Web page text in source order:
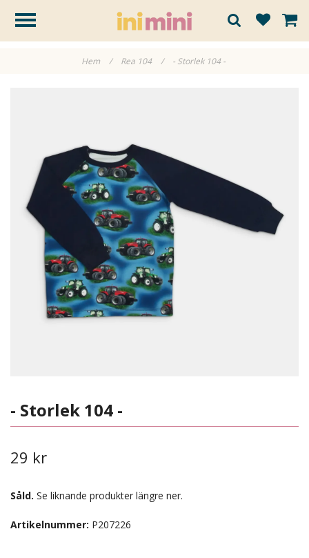
Hem / Rea 104 / - Storlek 104 -
- Storlek 104 -
29 kr
Såld. Se liknande produkter längre ner.
Artikelnummer: P207226